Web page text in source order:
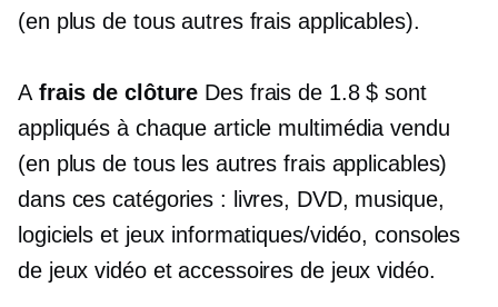
(en plus de tous autres frais applicables).
A frais de clôture Des frais de 1.8 $ sont
appliqués à chaque article multimédia vendu
(en plus de tous les autres frais applicables)
dans ces catégories : livres, DVD, musique,
logiciels et jeux informatiques/vidéo, consoles
de jeux vidéo et accessoires de jeux vidéo.